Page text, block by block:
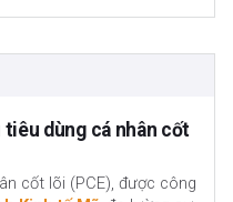
tiêu dùng cá nhân cốt
cốt lõi (PCE), được công